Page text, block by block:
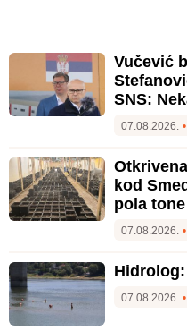
Vučević
SNS:
07.08.2026. •
kod
pola
07.08.2026. •
07.08.2026. •